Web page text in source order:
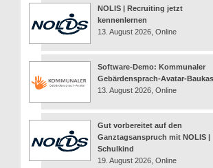
NOLIS | Recruiting jetzt
kennenlernen
13. August 2026, Online
Software-Demo: Kommunaler
Gebärdensprach-Avatar-
13. August 2026, Online
Gut vorbereitet auf den
Ganztagsanspruch mit NOLIS |
Schulkind
19. August 2026, Online